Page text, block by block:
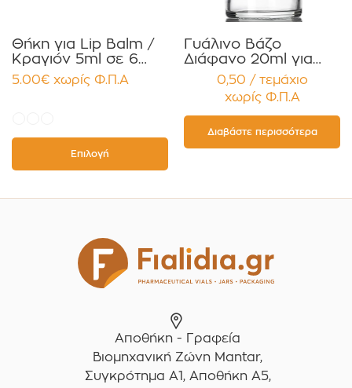
Θήκη για Lip Balm /
Κραγιόν 5ml σε 6
χρώματα Πακέτο
10τεμ.
5.00€ χωρίς Φ.Π.Α
Επιλογή
Γυάλινο Βάζο
Διάφανο 20ml για
Κρέμες και
Κηραλοιφές με
Μαύρο Γυαλιστερό
Καπάκι Παρέμβυσμα
Συσκευασία 12
τεμαχίων
0,50 / τεμάχιο
χωρίς Φ.Π.Α
Διαβάστε περισσότερα
Αποθήκη - Γραφεία
Βιομηχανική Ζώνη Mantar,
Συγκρότημα A1, Αποθήκη Α5,